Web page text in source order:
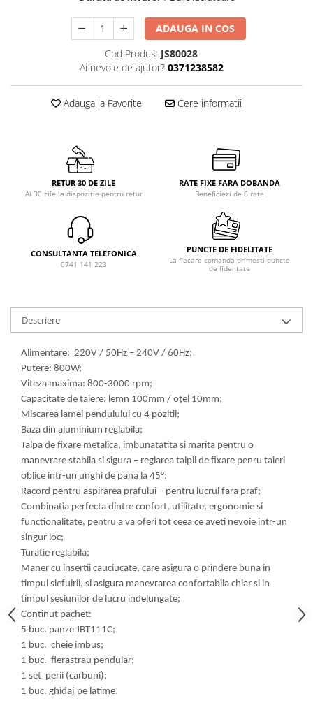
ADAUGA IN COS
Cod Produs: JS80028
Ai nevoie de ajutor? 0371238582
Adauga la Favorite Cere informatii
RETUR 30 DE ZILE
Ai 30 zile la dispozitie pentru retur
RATE FIXE FARA DOBANDA
Beneficiezi de 6 rate
CONSULTANTA TELEFONICA
0741 141 223
PUNCTE DE FIDELITATE
La fiecare comanda primesti puncte
de fidelitate
Descriere
Alimentare: 220V / 50Hz – 240V / 60Hz;
Putere: 800W;
Viteza maxima: 800-3000 rpm;
Capacitate de taiere: lemn 100mm / oțel 10mm;
Miscarea lamei pendulului cu 4 pozitii;
Baza din aluminium reglabila;
Talpa de fixare metalica, imbunatatita si marita pentru o
manevrare stabila si sigura – reglarea talpii de fixare penru taieri
oblice intr-un unghi de pana la 45°;
Racord pentru aspirarea prafului – pentru lucrul fara praf;
Combinatia perfecta dintre confort, utilitate, ergonomie si
functionalitate, pentru a va oferi tot ceea ce aveti nevoie intr-un
singur loc;
Turatie reglabila;
Maner cu insertii cauciucate, care asigura o prindere buna in
timpul slefuirii, si asigura manevrarea confortabila chiar si in
timpul sesiunilor de lucru indelungate;
Continut pachet:
5 buc. panze JBT111C;
1 buc. cheie imbus;
1 buc. fierastrau pendular;
1 set perii (carbuni);
1 buc. ghidaj pe latime.